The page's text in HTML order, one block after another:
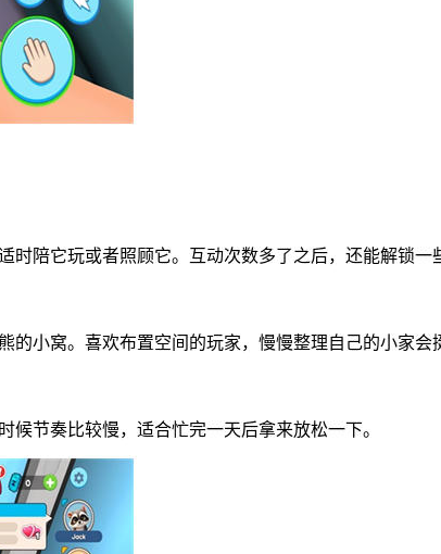
陪它玩或者照顾它。互动次数多了之后，还能解锁一
小窝。喜欢布置空间的玩家，慢慢整理自己的小家会
节奏比较慢，适合忙完一天后拿来放松一下。